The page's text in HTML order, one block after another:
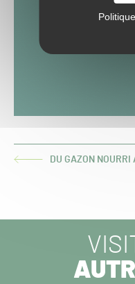
ARTICLEDU GAZON NOURRI